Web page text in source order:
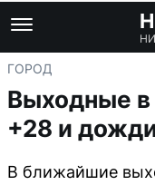
ГОРОД
Выходные
+28 и
В ближайшие